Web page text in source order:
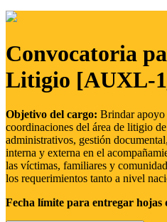
Convocatoria
Litigio [AUXL-
Objetivo del cargo: Brindar apoyo
coordinaciones del área de litigio
administrativos, gestión
interna y externa en el
las víctimas, familiares y
los requerimientos tanto a nivel
Fecha límite para entregar hojas